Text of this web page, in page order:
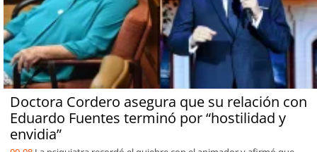
Doctora Cordero asegura que su relación con
Eduardo Fuentes terminó por “hostilidad y
envidia”